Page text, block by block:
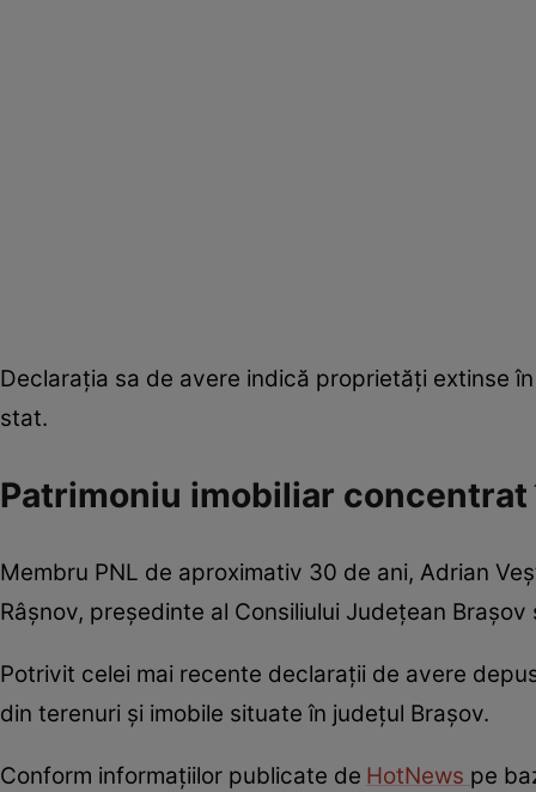
Declarația sa de avere indică proprietăți extinse
stat.
Patrimoniu imobiliar
Membru PNL de aproximativ 30 de ani, Adrian
Râșnov, președinte al Consiliului Județean
Potrivit celei mai recente declarații de avere
din terenuri și imobile situate în județul Brașov.
Conform informațiilor publicate de HotNews pe